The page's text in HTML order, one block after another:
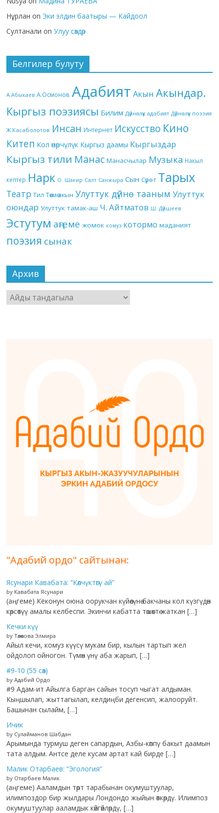
Нұрлан on Эки элдин баатыры — Кайдоол
Султанали onУлуу сөздөр
Белгилер булуту
А.Абыкаев А.Осмонов Адабият Акын Акындар.
Кыргыз поэзиясы Билим Дүйнөлүк адабият Дүйнөлүк поэзия
Ж.Касаболотов Инсан Интернет Искусство Кино
Китеп Кол өнөрчүлүк Кыргыз даамы Кыргыздар
Кыргыз тили Манас Манасчылар Музыка Накыл
кептер Нарк О. Шакир Салт Санжыра Сын Сүрөт Тарых
Театр Тил Төкмө акын Улуттук дүйнө тааным Улуттук
оюндар Улуттук тамак-аш Ч. Айтматов Ш. Дүйшеев
Эстутум аңгеме жомок комуз котормо маданият
поэзия сынак
Архив
Архив
"Адабий ордо" сайтынан:
Ясунари Кавабата: “Көлчүктөгү ай”
by Кавабата Ясунари
(аңгеме) Кёконун оюна оорукчан күйөөсүнө бакчаны кол күзгүдөн
көрсөтүү амалы келбеспи. Экинчи кабатта төшөктө жаткан […]
Кечки күү
by Төлөкова Элмира
Айыл кечи, комуз күүсү мукам бир, кылын тартып жел
ойдолоп ойногон. Түмөн үнү аба жарып, […]
#9-10 (55 сөз)
by Адабий Ордо
#9 Адам-ит Айылга барган сайын тосуп чыгат алдыман.
Кыңшылап, жыттагылап, келдиңби дегенсип, жалооруйт.
Башынан сылайм, […]
Ичик
by Сулайманов Шабдан
Арымында турмуш деген сапардын, Азбы-көппү бакыт даамын
тата алдым. Антсе деле кусам артат кай бирде […]
Малик Отарбаев: “Эгология”
by Отарбаев Малик
(аңгеме) Ааламдын төрт тарабынан окумуштуулар,
илимпоздор бир жылдары Лондондо жыйын өткөрдү. Илимпоз
окумуштуулар ааламдык көйгөйлөрдү, […]